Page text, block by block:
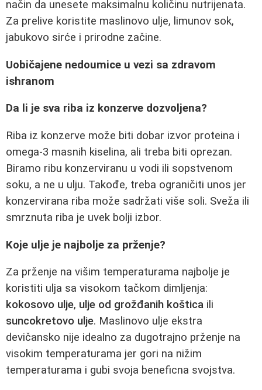
način da unesete maksimalnu količinu nutrijenata.
Za prelive koristite maslinovo ulje, limunov sok,
jabukovo sirće i prirodne začine.
Uobičajene nedoumice u vezi sa zdravom
ishranom
Da li je sva riba iz konzerve dozvoljena?
Riba iz konzerve može biti dobar izvor proteina i
omega-3 masnih kiselina, ali treba biti oprezan.
Biramo ribu konzerviranu u vodi ili sopstvenom
soku, a ne u ulju. Takođe, treba ograničiti unos jer
konzervirana riba može sadržati više soli. Sveža ili
smrznuta riba je uvek bolji izbor.
Koje ulje je najbolje za prženje?
Za prženje na višim temperaturama najbolje je
koristiti ulja sa visokom tačkom dimljenja:
kokosovo ulje, ulje od grožđanih koštica ili
suncokretovo ulje. Maslinovo ulje ekstra
devičansko nije idealno za dugotrajno prženje na
visokim temperaturama jer gori na nižim
temperaturama i gubi svoja beneficna svojstva.